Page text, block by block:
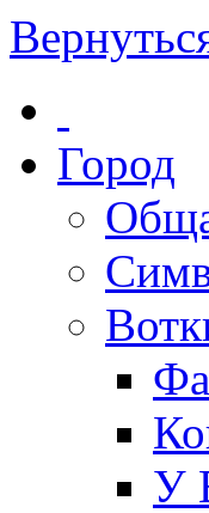
Город
У